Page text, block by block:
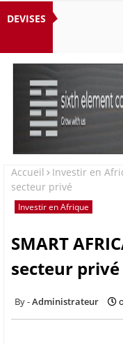
DEVISES
Accueil Investir en
secteur privé
Investir en Afrique
SMART
secteur privé
Administrateur